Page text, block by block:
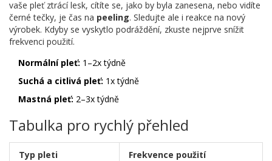
vaše pleť ztrácí lesk, cítíte se, jako by byla zanesena, nebo vidíte
černé tečky, je čas na peeling. Sledujte ale i reakce na nový
výrobek. Kdyby se vyskytlo podráždění, zkuste nejprve snížit
frekvenci použití.
Normální pleť: 1–2x týdně
Suchá a citlivá pleť: 1x týdně
Mastná pleť: 2–3x týdně
Tabulka pro rychlý přehled
Typ pleti Frekvence použití